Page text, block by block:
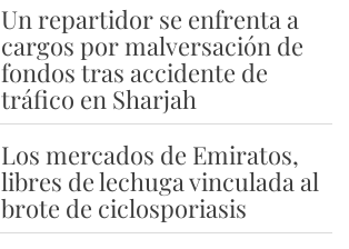
Un repartidor se enfrenta a
cargos por malversación de
fondos tras accidente de
tráfico en Sharjah
Los mercados de Emiratos,
libres de lechuga vinculada al
brote de ciclosporiasis